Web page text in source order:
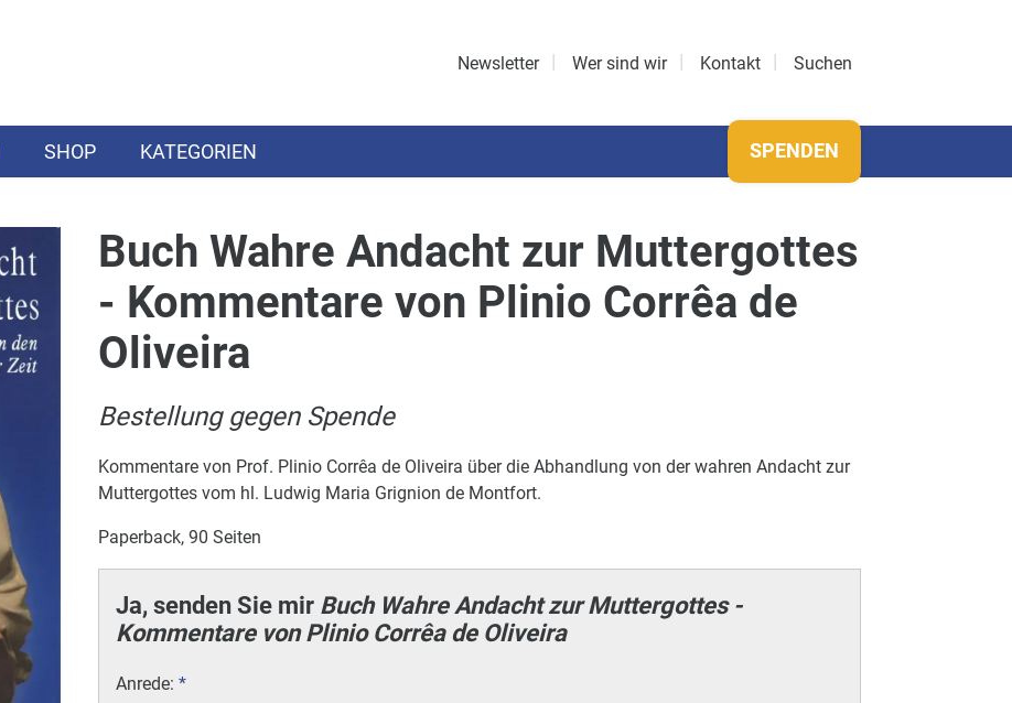
Newsletter Wer sind wir Kontakt Suchen
SHOP KATEGORIEN SPENDEN
Buch Wahre Andacht zur Muttergottes
- Kommentare von Plinio Corrêa de
Oliveira
Bestellung gegen Spende
Kommentare von Prof. Plinio Corrêa de Oliveira über die Abhandlung von der wahren Andacht zur
Muttergottes vom hl. Ludwig Maria Grignion de Montfort.
Paperback, 90 Seiten
Ja, senden Sie mir Buch Wahre Andacht zur Muttergottes -
Kommentare von Plinio Corrêa de Oliveira
Anrede:*